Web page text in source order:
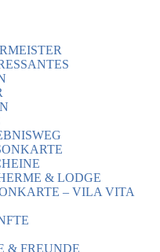
& LODGE
– VILA VITA
& FREUNDE